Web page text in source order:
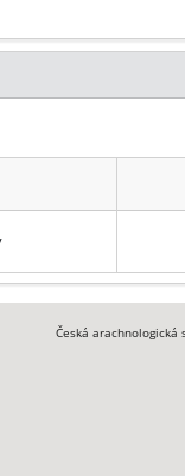
Česká